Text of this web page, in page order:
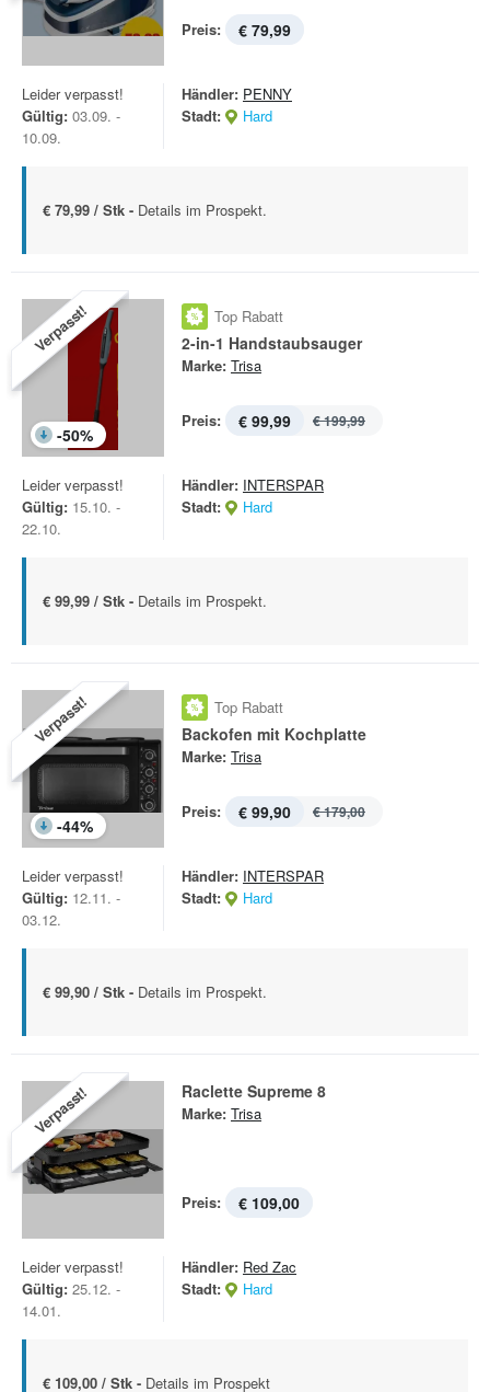
Preis: € 79,99
Leider verpasst!
Gültig: 03.09. -
10.09.
Händler: PENNY
Stadt:
Hard
€ 79,99 / Stk - Details im Prospekt.
Verpasst!
-50%
Top Rabatt
2-in-1 Handstaubsauger
Marke: Trisa
Preis: € 99,99 € 199,99
Leider verpasst!
Gültig: 15.10. -
22.10.
Händler: INTERSPAR
Stadt:
Hard
€ 99,99 / Stk - Details im Prospekt.
Verpasst!
-44%
Top Rabatt
Backofen mit Kochplatte
Marke: Trisa
Preis: € 99,90 € 179,00
Leider verpasst!
Gültig: 12.11. -
03.12.
Händler: INTERSPAR
Stadt:
Hard
€ 99,90 / Stk - Details im Prospekt.
Verpasst! Raclette Supreme 8
Marke: Trisa
Preis: € 109,00
Leider verpasst!
Gültig: 25.12. -
14.01.
Händler: Red Zac
Stadt:
Hard
€ 109,00 / Stk - Details im Prospekt